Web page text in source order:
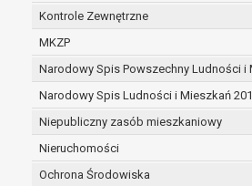
Kontrole Zewnętrzne
MKZP
Narodowy Spis Powszechny Ludności i
Narodowy Spis Ludności i Mieszkań
Niepubliczny zasób mieszkaniowy
Nieruchomości
Ochrona Środowiska
beneficjentem a określoną
danego projektu i konieczności
dokumentacji projektu do
W związku z przetwarzaniem
administratora danych
Pani/Panu:
prawo dostępu do treści
otrzymywania ich kopii
RODO;